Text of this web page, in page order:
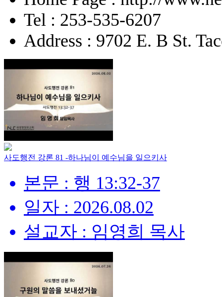
Tel : 253-535-6207
Address : 9702 E. B St.
사도행전 강론 81 -하나님이 예수님을 일으키사
본문 : 행 13:32-37
일자 : 2026.08.02
설교자 : 임영희 목사